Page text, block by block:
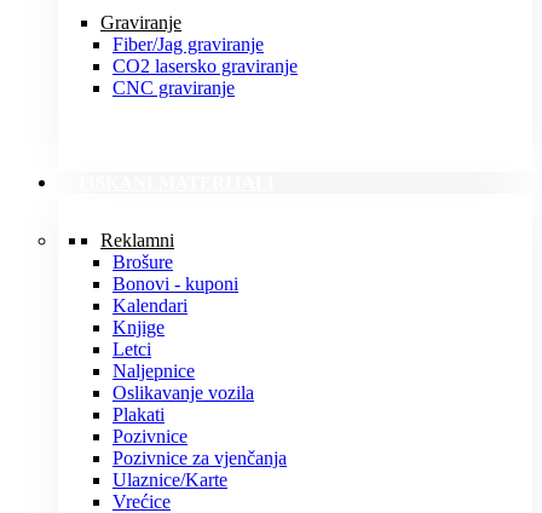
Graviranje
Fiber/Jag graviranje
CO2 lasersko graviranje
CNC graviranje
Reklamni
Brošure
Bonovi - kuponi
Kalendari
Knjige
Letci
Naljepnice
Oslikavanje vozila
Plakati
Pozivnice
Pozivnice za vjenčanja
Ulaznice/Karte
Vrećice